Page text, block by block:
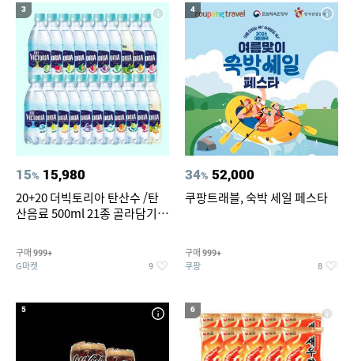
3
15% 15,980
20+20 더빅토리아 탄산수 /탄
산음료 500ml 21종 골라담기
구매 999+
G마켓 9
4
34% 52,000
쿠팡트래블, 숙박 세일 페스타
구매 999+
쿠팡 8
5 6